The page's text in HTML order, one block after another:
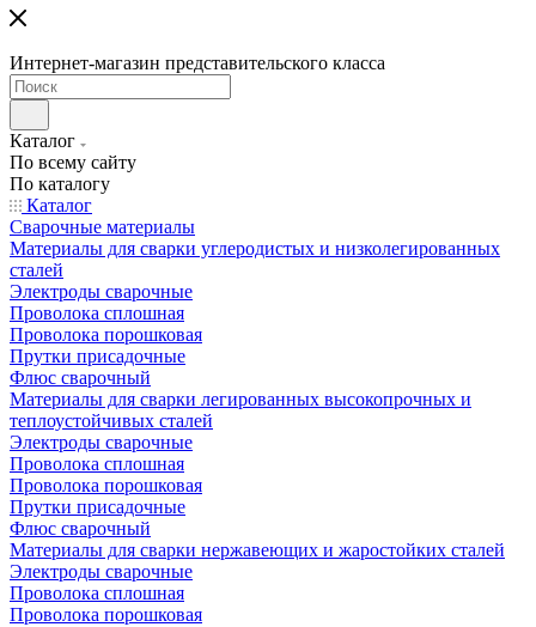
Интернет-магазин представительского класса
Каталог
По всему сайту
По каталогу
Каталог
Сварочные материалы
Материалы для сварки углеродистых и низколегированных
сталей
Электроды сварочные
Проволока сплошная
Проволока порошковая
Прутки присадочные
Флюс сварочный
Материалы для сварки легированных высокопрочных и
теплоустойчивых сталей
Электроды сварочные
Проволока сплошная
Проволока порошковая
Прутки присадочные
Флюс сварочный
Материалы для сварки нержавеющих и жаростойких сталей
Электроды сварочные
Проволока сплошная
Проволока порошковая